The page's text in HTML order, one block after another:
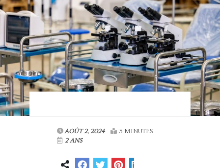
AOÛT 2, 2024
3 MINUTES
2 ANS